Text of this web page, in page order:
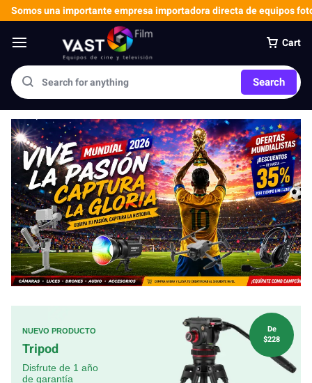
Somos una importante empresa importadora directa de equipos
Cart
Search
NUEVO PRODUCTO
Tripod
Disfrute de 1 año
de garantía
De
$228